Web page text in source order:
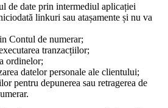
de date prin intermediul aplicației
linkuri sau atașamente și nu va
Contul de numerar;
tranzacțiilor;
ordinelor;
datelor personale ale clientului;
pentru depunerea sau retragerea de